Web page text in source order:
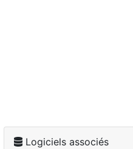
Logiciels associés